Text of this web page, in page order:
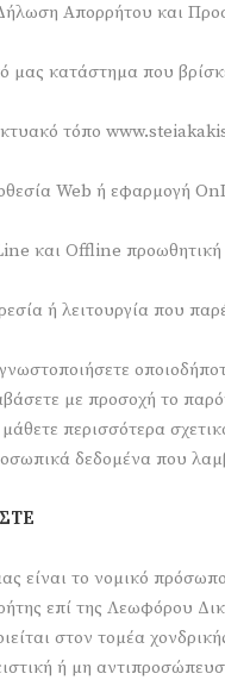
Απορρήτου και
μας κατάστημα που
τόπο
Web ή εφαρμογή
και Οffline προωθητική
ή λειτουργία που
με προσοχή το
περισσότερα
δεδομένα που
είναι το νομικό
επί της Λεωφόρου
στον τομέα
ή μη